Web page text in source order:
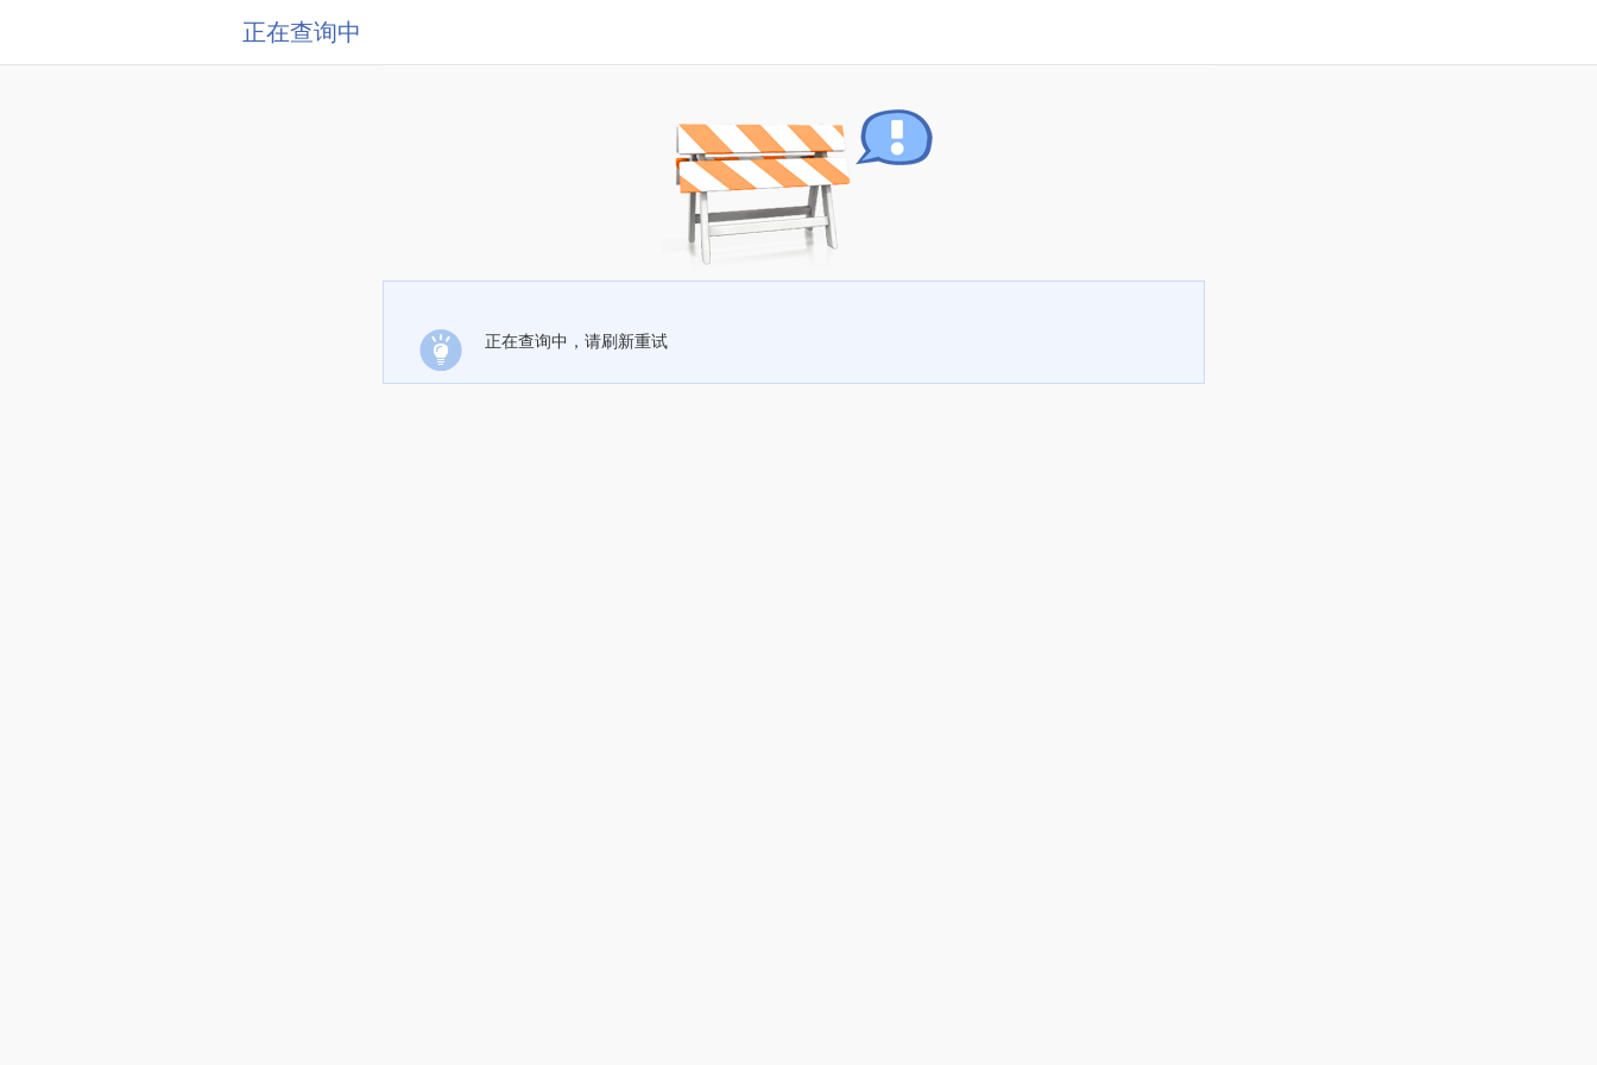
正在查询中
正在查询中，请刷新重试